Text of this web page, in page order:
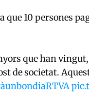
que 10 persones
que han
de societat.